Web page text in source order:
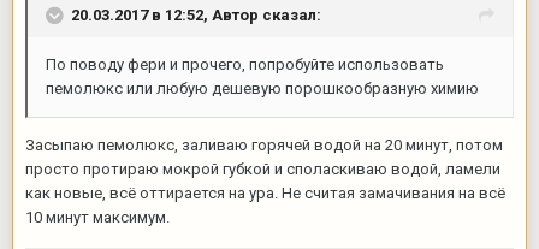
20.03.2017 в 12:52, Автор сказал:
По поводу фери и прочего, попробуйте использовать
пемолюкс или любую дешевую порошкообразную химию
Засыпаю пемолюкс, заливаю горячей водой на 20 минут, потом
просто протираю мокрой губкой и споласкиваю водой, ламели
как новые, всё оттирается на ура. Не считая замачивания на всё
10 минут максимум.